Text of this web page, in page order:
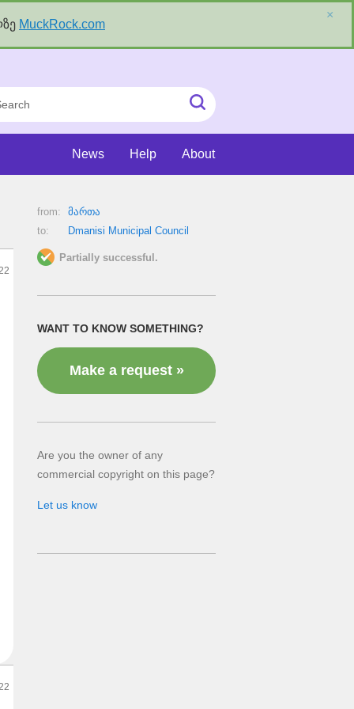
MuckRock.com
×
Submit
Search
About
Help
News
from:
მართა
to:
Dmanisi Municipal Council
Partially successful.
WANT TO KNOW SOMETHING?
Make a request »
Are you the owner of any
commercial copyright on this page?
Let us know